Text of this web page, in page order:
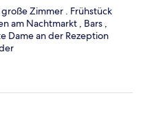
Zimmer . Frühstück
am Nachtmarkt , Bars ,
Dame an der Rezeption